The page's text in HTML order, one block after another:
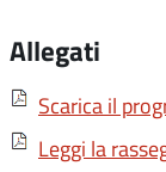
Allegati
Scarica il
Leggi la